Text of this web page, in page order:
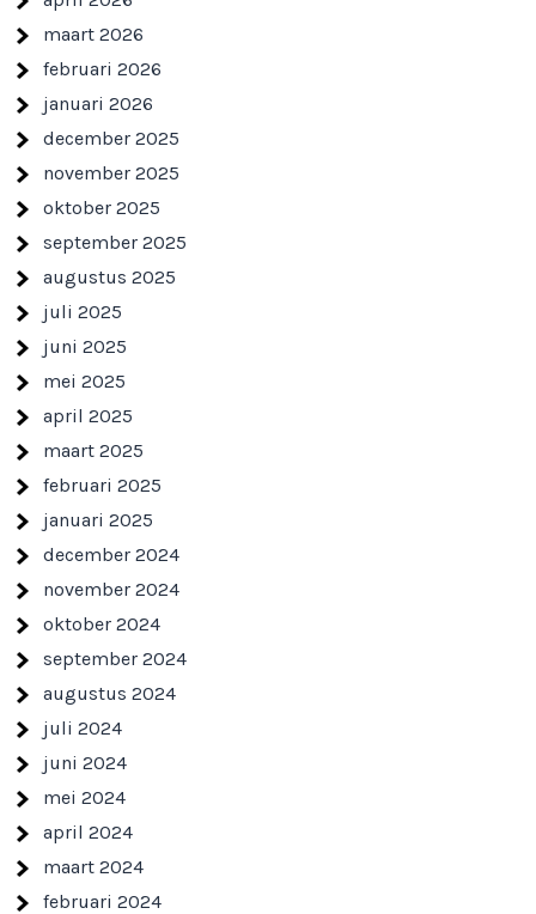
maart 2026
februari 2026
januari 2026
december 2025
november 2025
oktober 2025
september 2025
augustus 2025
juli 2025
juni 2025
mei 2025
april 2025
maart 2025
februari 2025
januari 2025
december 2024
november 2024
oktober 2024
september 2024
augustus 2024
juli 2024
juni 2024
mei 2024
april 2024
maart 2024
februari 2024